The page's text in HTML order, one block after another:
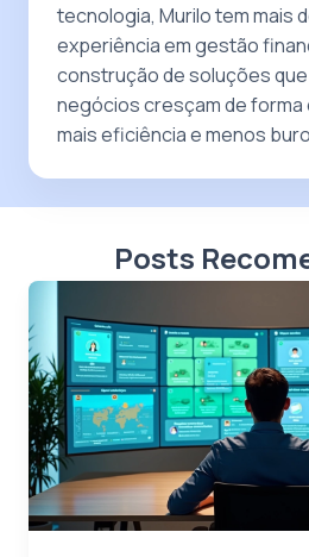
tecnologia, Murilo tem mais
experiência em gestão
construção de soluções
negócios cresçam de forma
mais eficiência e menos
Posts